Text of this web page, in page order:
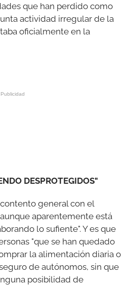
que han perdido como
actividad irregular de la
oficialmente en la
DESPROTEGIDOS"
general con el
aparentemente está
lo sufiente". Y es que
"que se han quedado
la alimentación diaria o
de autónomos, sin que
posibilidad de